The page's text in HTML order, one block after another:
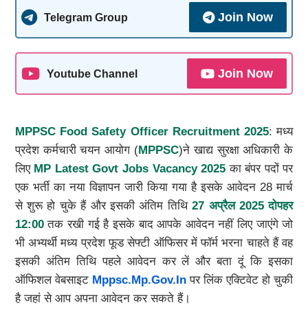
Telegram Group Join Now
Youtube Channel Join Now
MPPSC Food Safety Officer Recruitment 2025: मध्य
प्रदेश कर्मचारी चयन आयोग (MPPSC)ने खाद्य सुरक्षा अधिकारी के
लिए MP Latest Govt Jobs Vacancy 2025का बंपर पदों पर
एक भर्ती का नया विज्ञापन जारी किया गया है इसके आवेदन 28 मार्च
से शुरू हो चुके हैं और इसकी अंतिम तिथि27 अप्रैल 2025 दोपहर
12:00तक रखी गई है इसके बाद आपके आवेदन नहीं लिए जाएंगे जो
भी अभ्यर्थी मध्य प्रदेश फूड सेफ्टी ऑफिसर में फॉर्म भरना चाहते हैं वह
इसकी अंतिम तिथि पहले आवेदन कर लें और बता दूं कि इसका
ऑफिशल वेबसाइट Mppsc.mp.gov.inपर लिंक एक्टिवेट हो चुकी
है जहां से आप अपना आवेदन कर सकते हैं।